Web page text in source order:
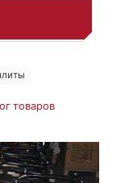
товаров